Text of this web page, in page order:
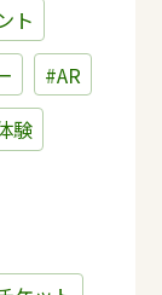
ト
#AR
験